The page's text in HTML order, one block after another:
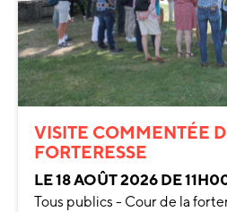
VISITE COMMENTÉE
FORTERESSE
LE 18 AOÛT 2026 DE
Tous publics - Cour de la